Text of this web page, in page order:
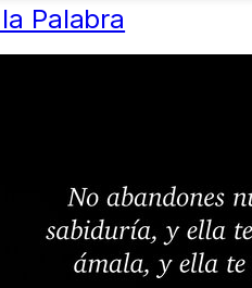
Palabra